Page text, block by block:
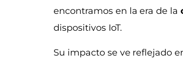
encontramos en la era de la
dispositivos IoT.
Su impacto se ve reflejado